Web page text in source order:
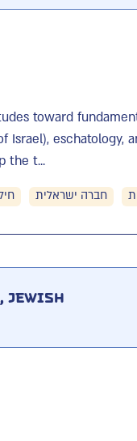
toward
Israel), eschatology,
the t...
חברה ישראלית